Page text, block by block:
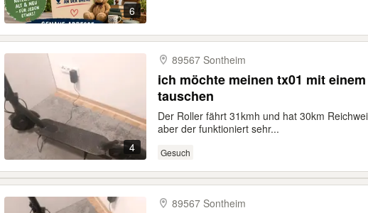
6
4
89567 Sontheim
ich möchte meinen tx01 mit
tauschen
Der Roller fährt 31kmh und hat 30km
aber der funktioniert sehr...
Gesuch
89567 Sontheim